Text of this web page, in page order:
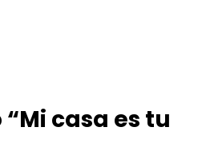
casa es tu